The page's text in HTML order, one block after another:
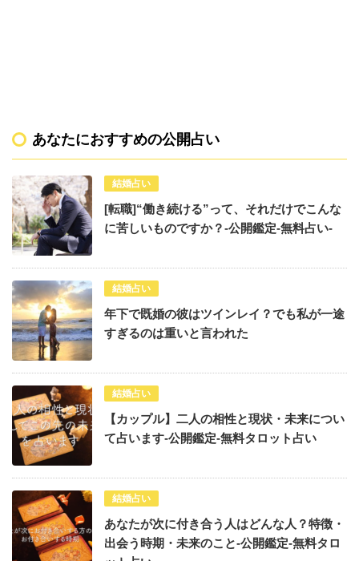
あなたにおすすめの公開占い
結婚占い
[転職]“働き続ける”って、それだけでこんな
に苦しいものですか？-公開鑑定-無料占い-
結婚占い
年下で既婚の彼はツインレイ？でも私が一途
すぎるのは重いと言われた
結婚占い
【カップル】二人の相性と現状・未来につい
て占います-公開鑑定-無料タロット占い
結婚占い
あなたが次に付き合う人はどんな人？特徴・
出会う時期・未来のこと-公開鑑定-無料タロ